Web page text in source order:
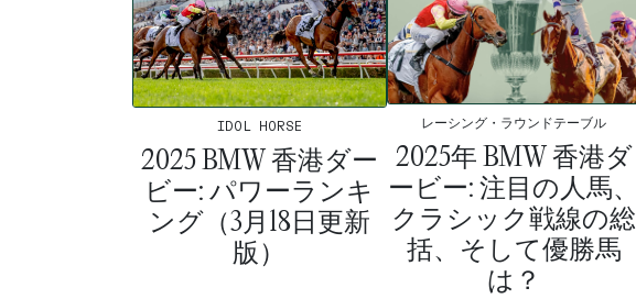
IDOL HORSE
2025 BMW 香港ダー
ビー: パワーランキ
ング（3月18日更新
版）
レーシング・ラウンドテーブル
2025年 BMW 香港ダ
ービー: 注目の人馬、
クラシック戦線の総
括、そして優勝馬
は？